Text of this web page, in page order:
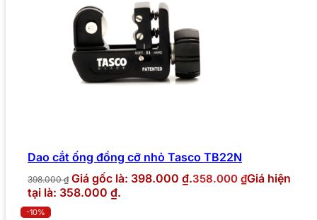
Dao cắt ống đồng cỡ nhỏ Tasco TB22N
398.000₫ Giá gốc là: 398.000 ₫.358.000 ₫Giá hiện
tại là: 358.000 ₫.
-10%